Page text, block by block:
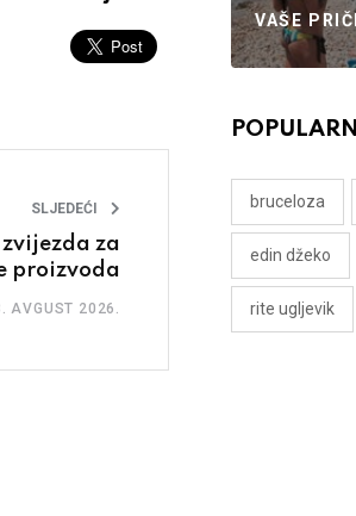
SLJEDEĆI
zvijezda za
proizvoda
AVGUST 2026.
VAŠE
bruceloza
edin džeko
rite ugljevik